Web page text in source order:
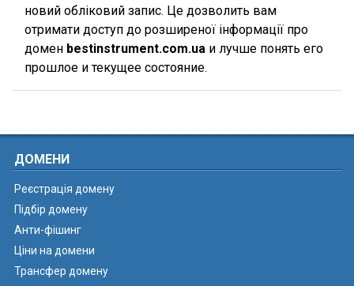
новий обліковий запис. Це дозволить вам
отримати доступ до розширеної інформації про
домен bestinstrument.com.ua и лучше понять его
прошлое и текущее состояние.
ДОМЕНИ
Реєстрація домену
Підбір домену
Анти-фішинг
Ціни на домени
Трансфер домену